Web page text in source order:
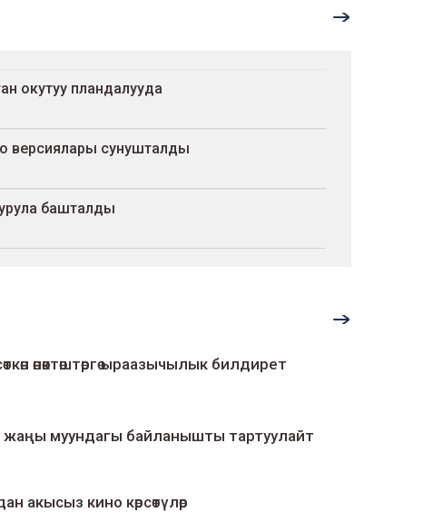
окутуу пландалууда
версиялары сунушталды
башталды
өнөктөштөргө ыраазычылык билдирет
жаңы муундагы байланышты тартуулайт
акысыз кино көрсөтүлөр